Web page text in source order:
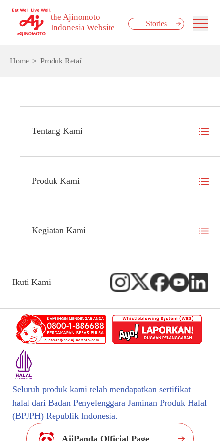
the Ajinomoto
Indonesia Website
Stories
Home Produk Retail
Tentang Kami
Produk Kami
Kegiatan Kami
Ikuti Kami
Seluruh produk kami telah mendapatkan sertifikat
halal dari Badan Penyelenggara Jaminan Produk Halal
(BPJPH) Republik Indonesia.
AjiPanda Official Page